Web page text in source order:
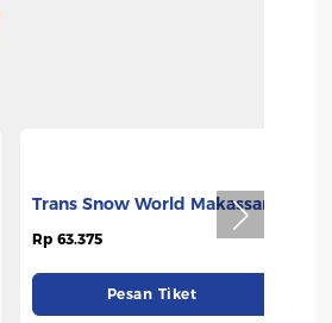
Trans Snow World Makassar